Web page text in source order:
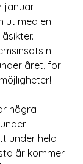
januari
ut med en
ni
året, för
några
under hela
år kommer